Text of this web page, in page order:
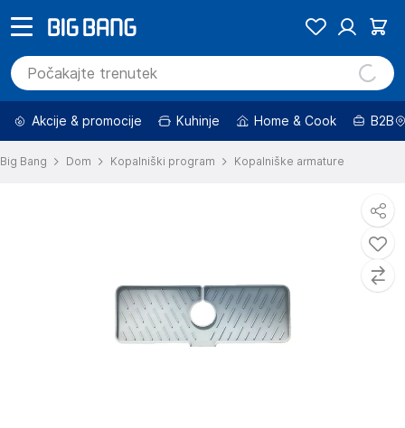
Akcije & promocije Kuhinje Home & Cook B2B
Big Bang Dom Kopalniški program Kopalniške armature